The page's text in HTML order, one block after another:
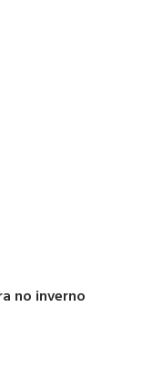
no inverno